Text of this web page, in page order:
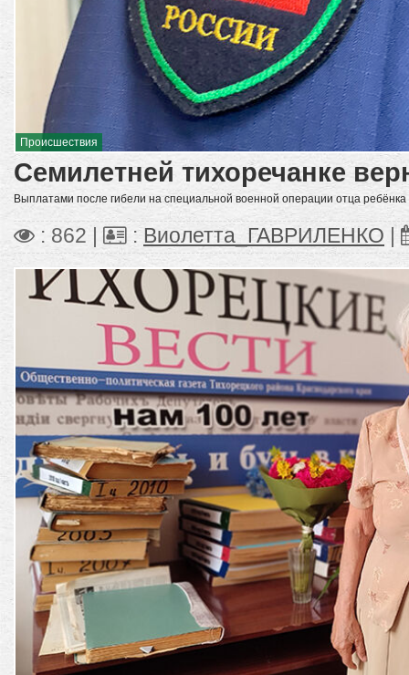
Происшествия
Семилетней тихоречанке
Выплатами после гибели на специальной военной операции отца
: 862 | : Виолетта_ГАВРИЛЕНКО